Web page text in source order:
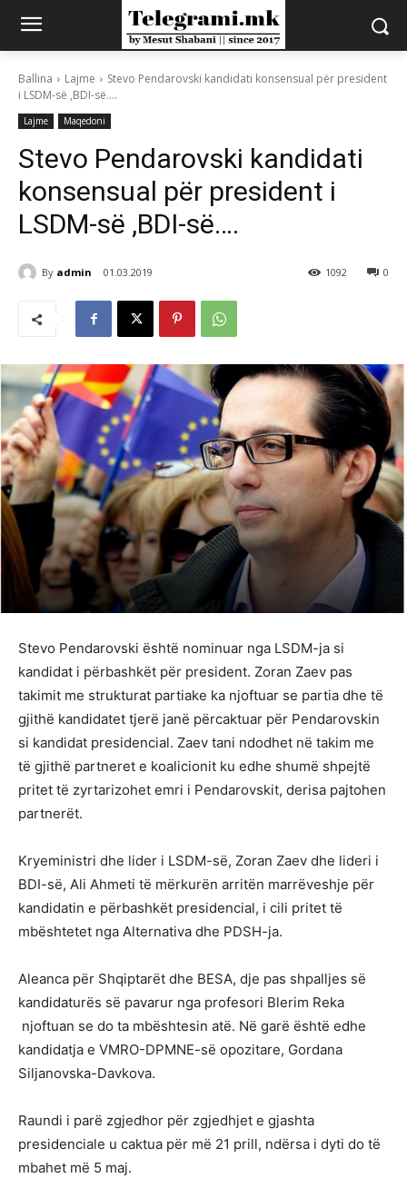
Ballina Lajme
Stevo Pendarovski kandidati konsensual për president
i LSDM-së ,BDI-së....
Lajme Maqedoni
Stevo Pendarovski kandidati
konsensual për president i
LSDM-së ,BDI-së….
By admin 01.03.2019 0
1092
Stevo Pendarovski është nominuar nga LSDM-ja si
kandidat i përbashkët për president. Zoran Zaev pas
takimit me strukturat partiake ka njoftuar se partia dhe të
gjithë kandidatet tjerë janë përcaktuar për Pendarovskin
si kandidat presidencial. Zaev tani ndodhet në takim me
të gjithë partneret e koalicionit ku edhe shumë shpejtë
pritet të zyrtarizohet emri i Pendarovskit, derisa pajtohen
partnerët.
Kryeministri dhe lider i LSDM-së, Zoran Zaev dhe lideri i
BDI-së, Ali Ahmeti të mërkurën arritën marrëveshje për
kandidatin e përbashkët presidencial, i cili pritet të
mbështetet nga Alternativa dhe PDSH-ja.
Aleanca për Shqiptarët dhe BESA, dje pas shpalljes së
kandidaturës së pavarur nga profesori Blerim Reka
njoftuan se do ta mbështesin atë. Në garë është edhe
kandidatja e VMRO-DPMNE-së opozitare, Gordana
Siljanovska-Davkova.
Raundi i parë zgjedhor për zgjedhjet e gjashta
presidenciale u caktua për më 21 prill, ndërsa i dyti do të
mbahet më 5 maj.